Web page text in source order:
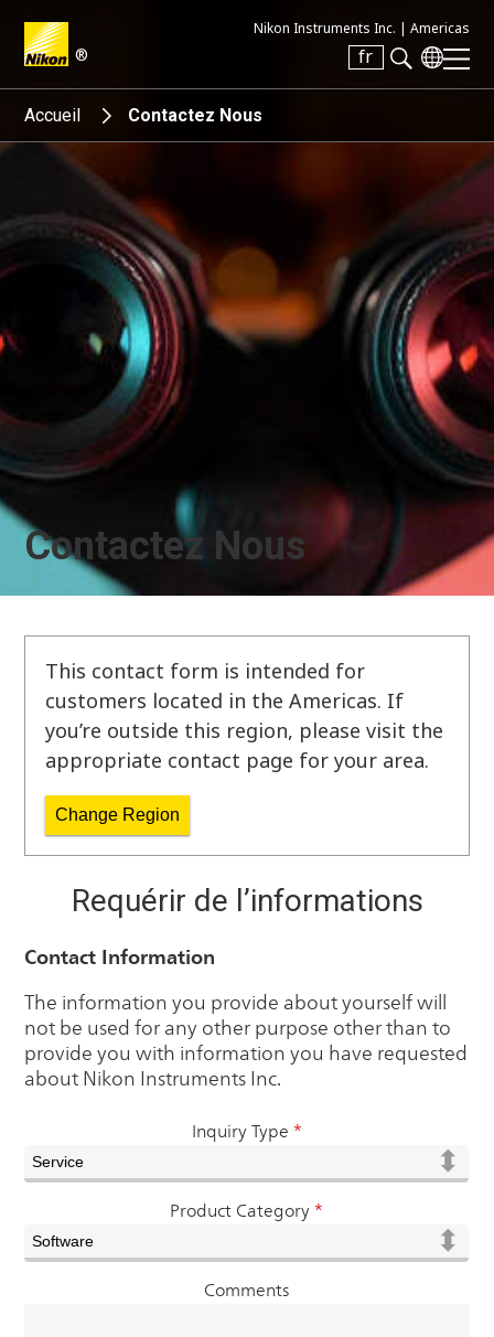
®
Nikon Instruments Inc. | Americas
fr
Search keyword(s)
Accueil Contactez Nous
Contactez Nous
This contact form is intended for
customers located in the Americas. If
you’re outside this region, please visit the
appropriate contact page for your area.
Change Region
Requérir de l’informations